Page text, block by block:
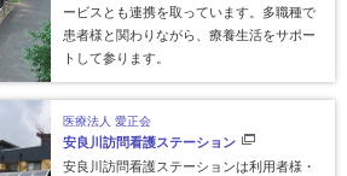
ービスとも連携を取っています。多職種で
患者様と関わりながら、療養生活をサポー
トして参ります。
医療法人 愛正会
安良川訪問看護ステーション
安良川訪問看護ステーションは利用者様・